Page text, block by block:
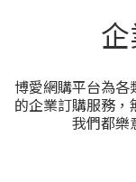
博愛網購平台為各
的企業訂購服務，
我們都樂